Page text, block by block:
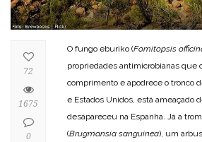
O fungo eburiko (Fomitopsis
propriedades antimicrobianas que
comprimento e apodrece o tronco
e Estados Unidos, está ameaçado
desapareceu na Espanha. Já a
(Brugmansia sanguinea), um
72
1675
0